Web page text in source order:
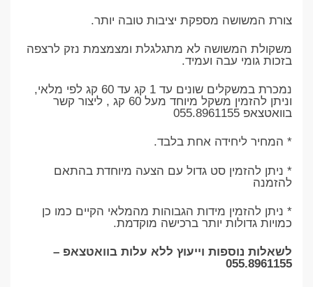
צורת המשושה מספקת יציבות טובה יותר.
משקולת המשושה לא מתגלגלת ומצמצמת נזק לרצפה
בזכות גומי עבה ועמיד.
נמכרת במשקלים שונים עד 1 קג עד 60 קג לפי מלאי,
וניתן להזמין משקל מיוחד מעל 60 קג , ליצור קשר
בוואטצאפ 055.8961155
* המחיר ליחידה אחת בלבד.
* ניתן להזמין סט גדול עם הצעה מיוחדת בהתאם
להזמנה
* ניתן להזמין מידות הגבוהות מהמלאי הקיים כמו כן
כמויות גדולות יותר ברכישה מוקדמת.
לשאלות נוספות וייעוץ ללא עלות בוואטצאפ –
055.8961155